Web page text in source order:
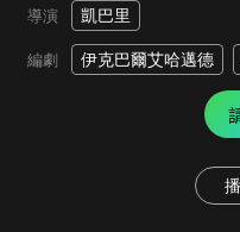
導演 凱巴里
編劇 伊克巴爾艾哈邁德